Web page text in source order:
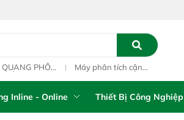
PHỔ
R
Máy phân tích cận
NIR Analyzer)
Inline - Online Thiết Bị Công Nghiệp